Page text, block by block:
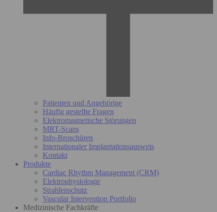
Patienten und Angehörige
Häufig gestellte Fragen
Elektromagnetische Störungen
MRT-Scans
Info-Broschüren
Internationaler Implantationsausweis
Kontakt
Produkte
Cardiac Rhythm Management (CRM)
Elektrophysiologie
Strahlenschutz
Vascular Intervention Portfolio
Medizinische Fachkräfte